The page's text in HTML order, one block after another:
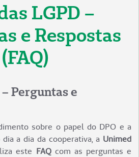
LGPD –
e Respostas
(FAQ)
Perguntas e
sobre o papel do DPO e a
a dia da cooperativa, a Unimed
este FAQcom as perguntas e